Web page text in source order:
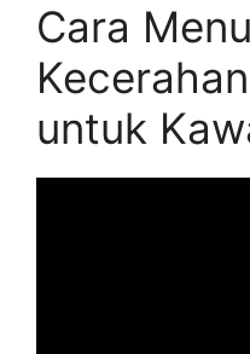
Cara
untuk